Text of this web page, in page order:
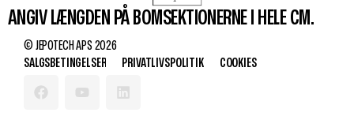
ANGIV LÆNGDEN PÅ BOMSEKTIONERNE I HELE CM.
© JEPOTECH APS 2026
SALGSBETINGELSER
PRIVATLIVSPOLITIK COOKIES